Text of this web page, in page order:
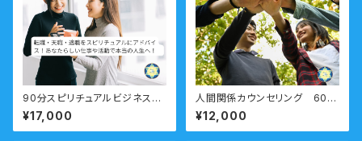
90分スピリチュアルビジネスコ
ーチング「自分らしい仕事がした
い！」転職・天職・起業・・仕事の
悩み 右脳派就活をしてみよう！
¥17,000
人間関係カウンセリング 60
分 ー職場・友人・仲間・ママ友
もやもやをすっきりとー
¥12,000